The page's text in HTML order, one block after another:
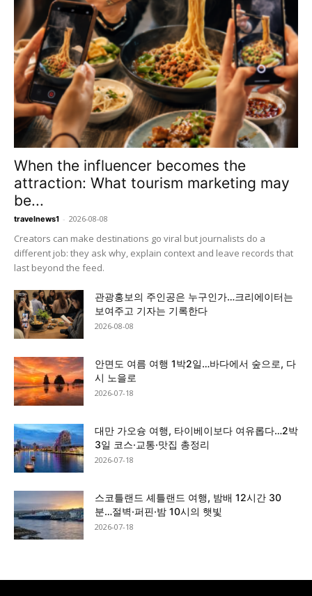
When the influencer becomes the
attraction: What tourism marketing may
be...
travelnews1 - 2026-08-08
Creators can make destinations go viral but journalists do a
different job: they ask why, explain context and leave records that
last beyond the feed.
관광홍보의 주인공은 누구인가…크리에이터는
보여주고 기자는 기록한다
2026-08-08
안면도 여름 여행 1박2일…바다에서 숲으로, 다
시 노을로
2026-07-18
대만 가오슝 여행, 타이베이보다 여유롭다…2박
3일 코스·교통·맛집 총정리
2026-07-18
스코틀랜드 셰틀랜드 여행, 밤배 12시간 30
분…절벽·퍼핀·밤 10시의 햇빛
2026-07-18